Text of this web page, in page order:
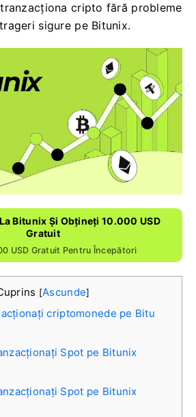
cripto fără probleme
sigure pe Bitunix.
Bitunix Și Obțineți 10.000 USD
Gratuit
USD Gratuit Pentru Începători
[Ascunde]
criptomonede pe Bitu
Spot pe Bitunix
Spot pe Bitunix